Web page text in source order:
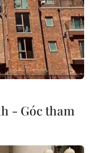
1 dẫn nguồn
ương và
Quốc cho biết,
Chính Vĩnh
phạm kỷ
chỉ tội
Quốc).
- Góc tham